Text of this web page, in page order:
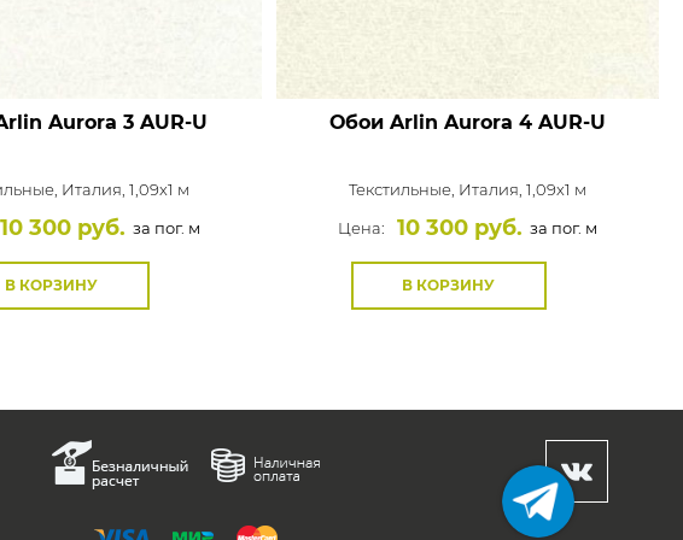
Aurora 3 AUR-U
Италия, 1,09x1 м
10 300 руб. за пог. м
В КОРЗИНУ
Обои Arlin Aurora 4 AUR-U
Текстильные, Италия, 1,09x1 м
Цена:
10 300 руб. за пог. м
В КОРЗИНУ